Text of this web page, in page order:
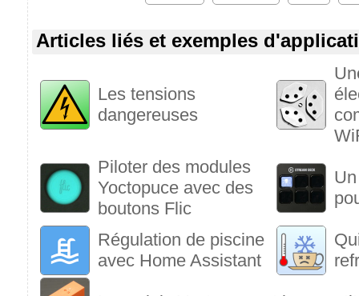
Articles liés et exemples
Les tensions
dangereuses
Piloter des modules
Yoctopuce avec des
boutons Flic
Régulation de piscine
avec Home Assistant